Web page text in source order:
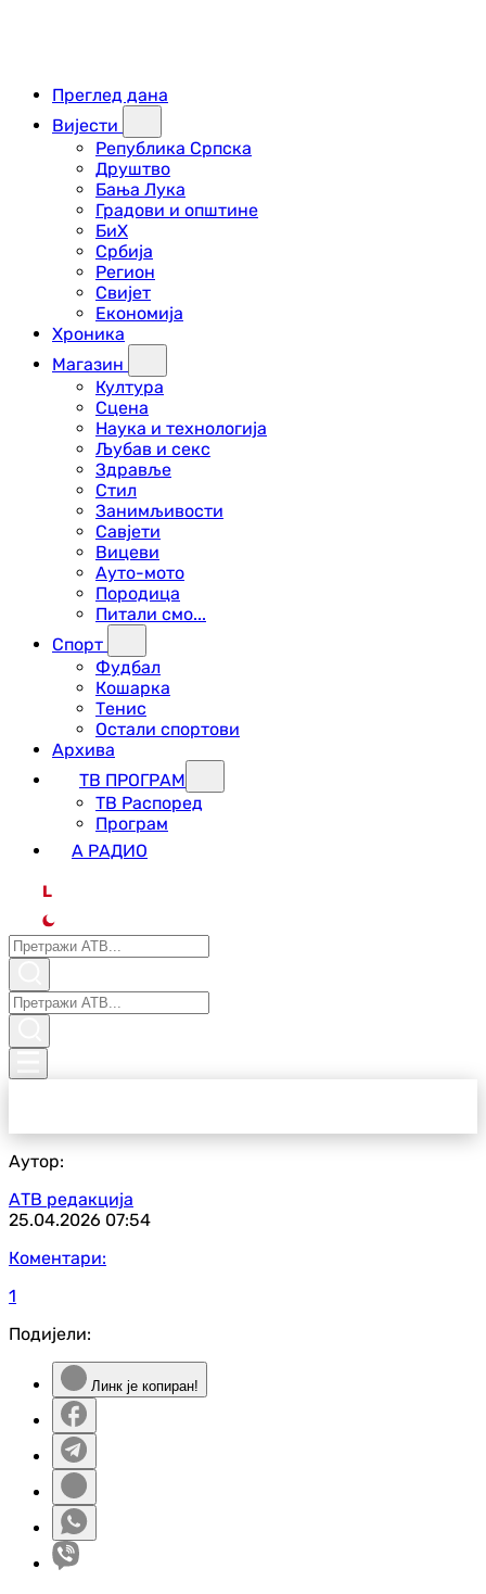
Преглед дана
Вијести
Република Српска
Друштво
Бања Лука
Градови и општине
БиХ
Србија
Регион
Свијет
Економија
Хроника
Магазин
Култура
Сцена
Наука и технологија
Љубав и секс
Здравље
Стил
Занимљивости
Савјети
Вицеви
Ауто-мото
Породица
Питали смо...
Спорт
Фудбал
Кошарка
Тенис
Остали спортови
Архива
ТВ ПРОГРАМ
ТВ Распоред
Програм
А РАДИО
L
Аутор:
АТВ редакција
25.04.2026 07:54
Коментари:
1
Подијели:
Линк је копиран!